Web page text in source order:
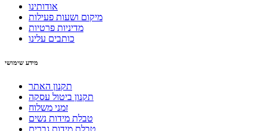
אודותינו
מיקום ושעות פעילות
מדיניות פרטיות
כותבים עלינו
מידע שימושי
תקנון האתר
תקנון ביטול עסקה
זמני משלוח
טבלת מידות נשים
טבלת מידות גברים